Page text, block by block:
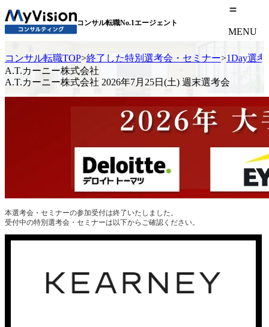
コンサル転職No.1エージェント
MENU
コンサル転職TOP>終了した特別選考会・セミナー>1Day選考
A.T.カーニー株式会社
A.T.カーニー株式会社 2026年7月25日(土) 週末選考会
本選考会・セミナーの参加受付は終了いたしました。
受付中の特別選考会・セミナーは以下からご確認ください。